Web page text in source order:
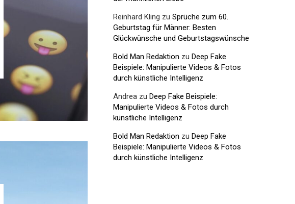
Reinhard Kling zu Sprüche zum 60.
Geburtstag für Männer: Besten
Glückwünsche und Geburtstagswünsche
Bold Man Redaktion zu Deep Fake
Beispiele: Manipulierte Videos & Fotos
durch künstliche Intelligenz
Andrea zu Deep Fake Beispiele:
Manipulierte Videos & Fotos durch
künstliche Intelligenz
Bold Man Redaktion zu Deep Fake
Beispiele: Manipulierte Videos & Fotos
durch künstliche Intelligenz